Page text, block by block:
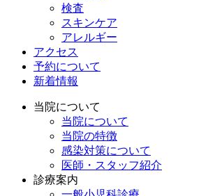
検査
スキンケア
アレルギー
アクセス
予約について
新着情報
当院について
当院について
当院の特徴
感染対策について
医師・スタッフ紹介
診療案内